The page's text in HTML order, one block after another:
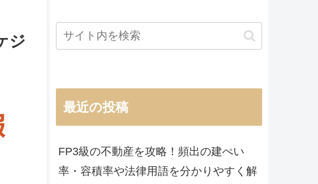
ジ
最近の投稿
FP3級の不動産を攻略！頻出の建ぺい
率・容積率や法律用語を分かりやすく解